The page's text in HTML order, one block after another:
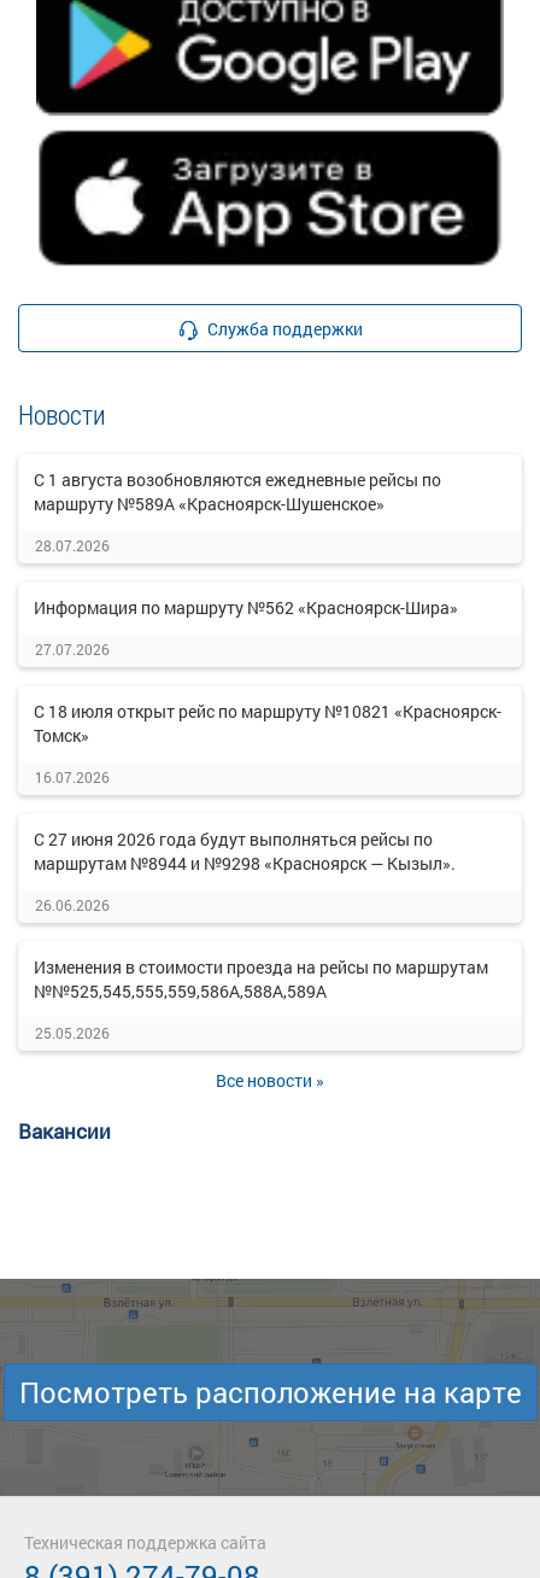
Служба поддержки
Новости
С 1 августа возобновляются ежедневные рейсы по
маршруту №589А «Красноярск-Шушенское»
28.07.2026
Информация по маршруту №562 «Красноярск-Шира»
27.07.2026
С 18 июля открыт рейс по маршруту №10821 «Красноярск-
Томск»
16.07.2026
С 27 июня 2026 года будут выполняться рейсы по
маршрутам №8944 и №9298 «Красноярск — Кызыл».
26.06.2026
Изменения в стоимости проезда на рейсы по маршрутам
№№525,545,555,559,586А,588А,589А
25.05.2026
Все новости »
Вакансии
Посмотреть расположение на карте
Техническая поддержка сайта